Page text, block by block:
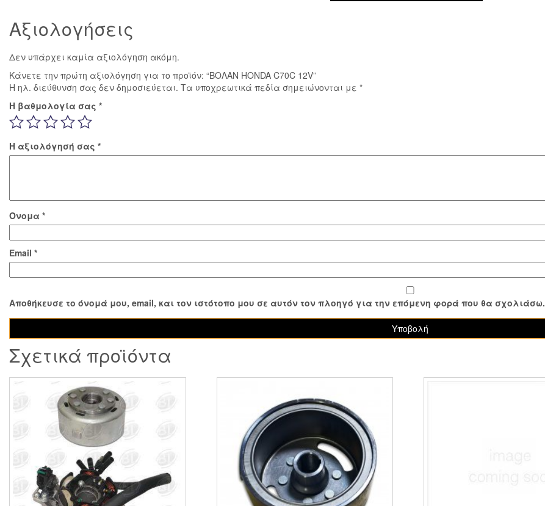
Αξιολογήσεις
Δεν υπάρχει καμία αξιολόγηση ακόμη.
Κάνετε την πρώτη αξιολόγηση για το προϊόν: “ΒΟΛΑΝ HONDA C70C 12V”
Η ηλ. διεύθυνση σας δεν δημοσιεύεται. Τα υποχρεωτικά πεδία σημειώνονται με *
Η βαθμολογία σας *
Η αξιολόγησή σας *
Όνομα *
Email *
Αποθήκευσε το όνομά μου, email, και τον ιστότοπο μου σε αυτόν τον πλοηγό για την επόμενη φορά που θα σχολιάσω.
Σχετικά προϊόντα